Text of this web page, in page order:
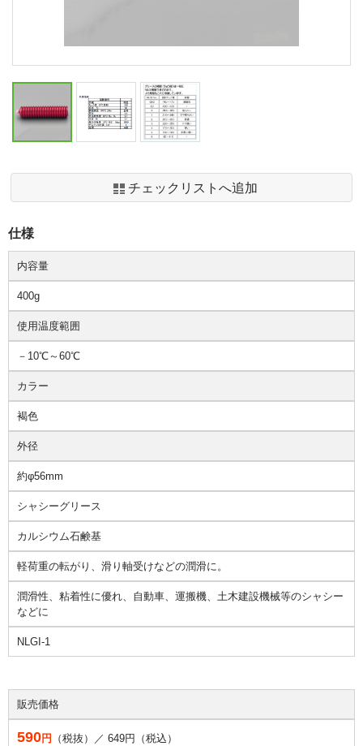
チェックリストへ追加
仕様
内容量
400g
使用温度範囲
－10℃～60℃
カラー
褐色
外径
約φ56mm
シャシーグリース
カルシウム石鹸基
軽荷重の転がり、滑り軸受けなどの潤滑に。
潤滑性、粘着性に優れ、自動車、運搬機、土木建設機械等のシャシー
などに
NLGI-1
販売価格
590円 （税抜）／ 649円（税込）